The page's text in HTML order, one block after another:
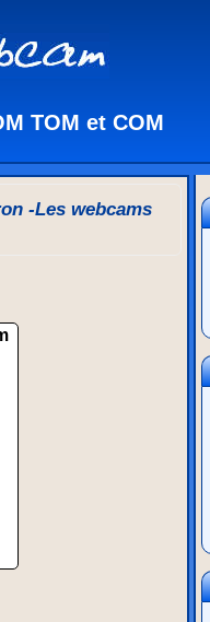
TOM et COM
-Les webcams